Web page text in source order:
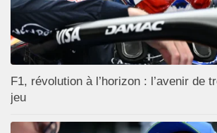
F1, révolution à l’horizon : l’avenir de
jeu